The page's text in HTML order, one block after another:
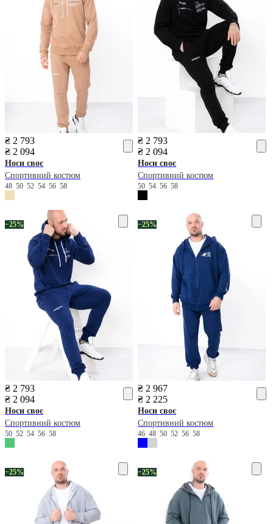
₴ 2 793
₴ 2 094
Носи своє
Спортивний костюм
48 50 52 54 56 58
₴ 2 793
₴ 2 094
Носи своє
Спортивний костюм
50545658
−25%
₴ 2 793
₴ 2 094
Носи своє
Спортивний костюм
50 52 54 56 58
−25%
₴ 2 967
₴ 2 225
Носи своє
Спортивний костюм
464850525658
−25% −25%